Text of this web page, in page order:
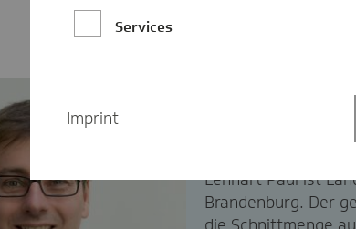
Lennart
Lennart Paul ist
Brandenburg. Der
Services
Imprint